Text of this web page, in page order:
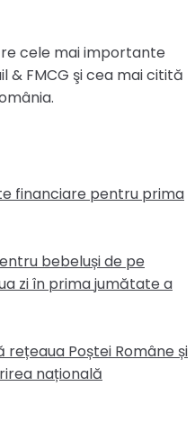
cele mai importante
& FMCG şi cea mai citită
financiare pentru prima
bebeluși de pe
zi în prima jumătate a
Poștei Române și
națională